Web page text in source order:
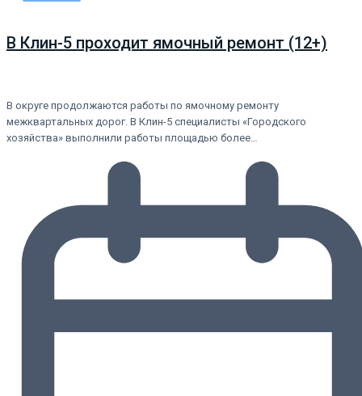
В Клин-5 проходит ямочный ремонт (12+)
В округе продолжаются работы по ямочному ремонту
межквартальных дорог. В Клин-5 специалисты «Городского
хозяйства» выполнили работы площадью более…